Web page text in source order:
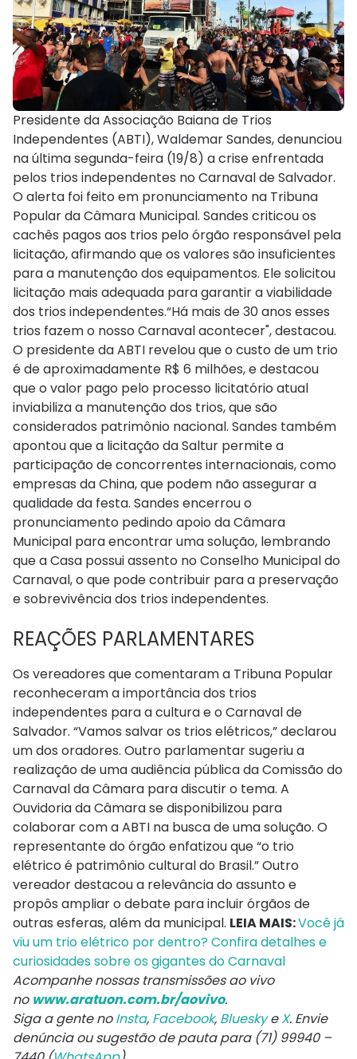
Presidente da Associação Baiana de Trios
Independentes (ABTI), Waldemar Sandes, denunciou
na última segunda-feira (19/8) a crise enfrentada
pelos trios independentes no Carnaval de Salvador.
O alerta foi feito em pronunciamento na Tribuna
Popular da Câmara Municipal. Sandes criticou os
cachês pagos aos trios pelo órgão responsável pela
licitação, afirmando que os valores são insuficientes
para a manutenção dos equipamentos. Ele solicitou
licitação mais adequada para garantir a viabilidade
dos trios independentes.“Há mais de 30 anos esses
trios fazem o nosso Carnaval acontecer", destacou.
O presidente da ABTI revelou que o custo de um trio
é de aproximadamente R$ 6 milhões, e destacou
que o valor pago pelo processo licitatório atual
inviabiliza a manutenção dos trios, que são
considerados patrimônio nacional. Sandes também
apontou que a licitação da Saltur permite a
participação de concorrentes internacionais, como
empresas da China, que podem não assegurar a
qualidade da festa. Sandes encerrou o
pronunciamento pedindo apoio da Câmara
Municipal para encontrar uma solução, lembrando
que a Casa possui assento no Conselho Municipal do
Carnaval, o que pode contribuir para a preservação
e sobrevivência dos trios independentes.
REAÇÕES PARLAMENTARES
Os vereadores que comentaram a Tribuna Popular
reconheceram a importância dos trios
independentes para a cultura e o Carnaval de
Salvador. “Vamos salvar os trios elétricos,” declarou
um dos oradores. Outro parlamentar sugeriu a
realização de uma audiência pública da Comissão do
Carnaval da Câmara para discutir o tema. A
Ouvidoria da Câmara se disponibilizou para
colaborar com a ABTI na busca de uma solução. O
representante do órgão enfatizou que “o trio
elétrico é patrimônio cultural do Brasil.” Outro
vereador destacou a relevância do assunto e
propôs ampliar o debate para incluir órgãos de
outras esferas, além da municipal. LEIA MAIS:Você já
viu um trio elétrico por dentro? Confira detalhes e
curiosidades sobre os gigantes do Carnaval
Acompanhe nossas transmissões ao vivo
no www.aratuon.com.br/aovivo.
Siga a gente noInsta, Facebook, BlueskyeX. Envie
denúncia ou sugestão de pauta para (71) 99940 –